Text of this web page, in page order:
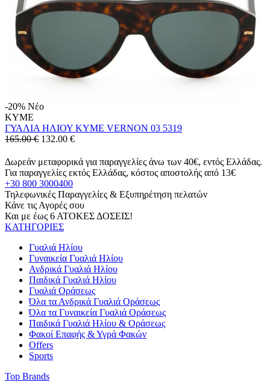
-20% Νέο
KYME
ΓΥΑΛΙΑ ΗΛΙΟΥ KYME VERNON 03 5319
165.00 € 132.00 €
Δωρεάν μεταφορικά για παραγγελίες άνω των 40€, εντός Ελλάδας.
Για παραγγελίες εκτός Ελλάδας, κόστος αποστολής από 13€
+30 800 3000400
Τηλεφωνικές Παραγγελίες & Εξυπηρέτηση πελατών
Κάνε τις Αγορές σου
Και με έως 6 ΑΤΟΚΕΣ ΔΟΣΕΙΣ!
ΚΑΤΗΓΟΡΙΕΣ
Γυαλιά Ηλίου
Γυναικεία Γυαλιά Ηλίου
Ανδρικά Γυαλιά Ηλίου
Παιδικά Γυαλιά Ηλίου
Γυαλιά Οράσεως
Όλα τα Ανδρικά Γυαλιά Οράσεως
Όλα τα Γυναικεία Γυαλιά Οράσεως
Παιδικά Γυαλιά Ηλίου & Οράσεως
Φακοί Επαφής & Υγρά Φακών
Offers
Sports
Top Brands